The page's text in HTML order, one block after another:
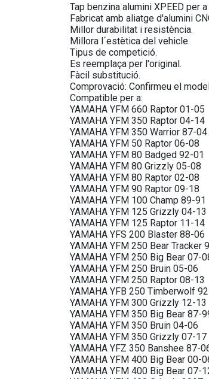
Tap benzina alumini XPEED per
Fabricat amb aliatge d'alumini
Millor durabilitat i resistència.
Millora l´estètica del vehicle.
Tipus de competició.
Es reemplaça per l'original.
Fàcil substitució.
Comprovació: Confirmeu el
Compatible per a:
YAMAHA YFM 660 Raptor 01-05
YAMAHA YFM 350 Raptor 04-14
YAMAHA YFM 350 Warrior 87-04
YAMAHA YFM 50 Raptor 06-08
YAMAHA YFM 80 Badged 92-01
YAMAHA YFM 80 Grizzly 05-08
YAMAHA YFM 80 Raptor 02-08
YAMAHA YFM 90 Raptor 09-18
YAMAHA YFM 100 Champ 89-91
YAMAHA YFM 125 Grizzly 04-13
YAMAHA YFM 125 Raptor 11-14
YAMAHA YFS 200 Blaster 88-06
YAMAHA YFM 250 Bear Tracker
YAMAHA YFM 250 Big Bear 07-
YAMAHA YFM 250 Bruin 05-06
YAMAHA YFM 250 Raptor 08-13
YAMAHA YFB 250 Timberwolf
YAMAHA YFM 300 Grizzly 12-13
YAMAHA YFM 350 Big Bear 87-
YAMAHA YFM 350 Bruin 04-06
YAMAHA YFM 350 Grizzly 07-17
YAMAHA YFZ 350 Banshee 87-
YAMAHA YFM 400 Big Bear 00-
YAMAHA YFM 400 Big Bear 07-